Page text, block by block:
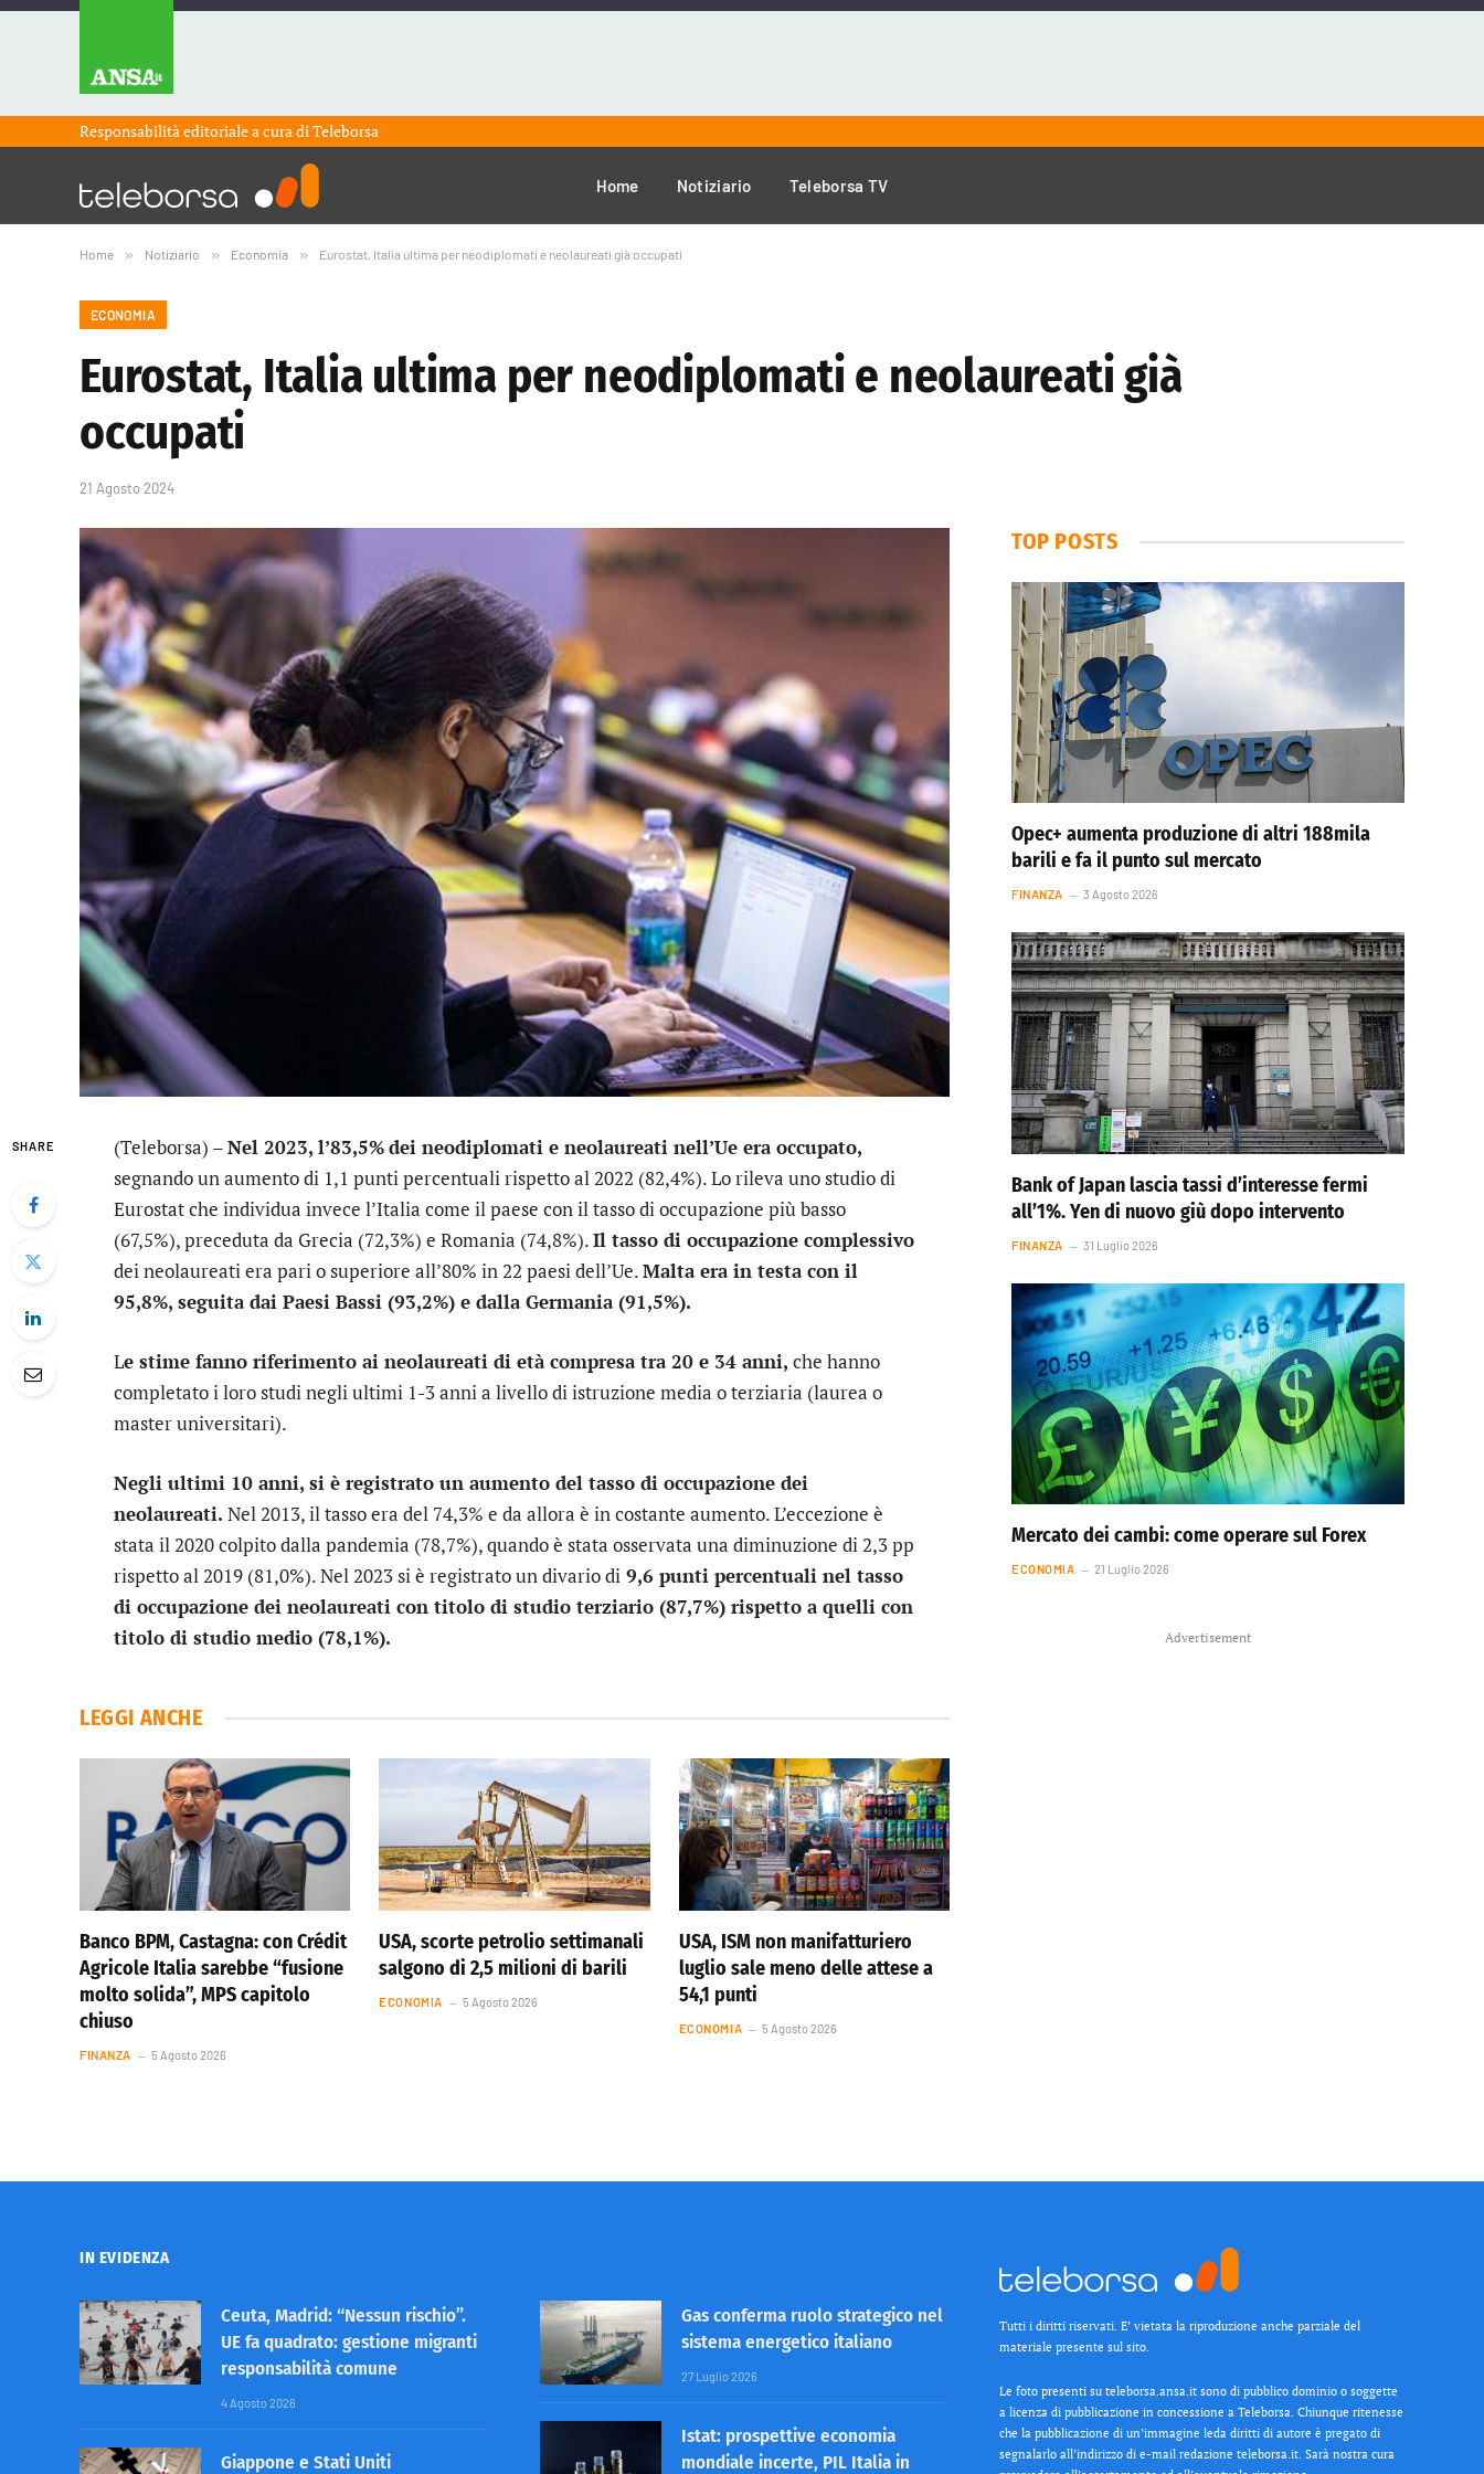
Responsabilità editoriale a cura diTeleborsa
Home Notiziario Teleborsa TV
Home » Notiziario » Economia » Eurostat, Italia ultima per neodiplomati e neolaureati già occupati
ECONOMIA
Eurostat, Italia ultima per neodiplomati e neolaureati già
occupati
21 Agosto 2024
SHARE (Teleborsa) –Nel 2023, l’83,5%dei neodiplomati e neolaureati nell’Ue era occupato,
segnando un aumento di 1,1 punti percentuali rispetto al 2022 (82,4%). Lo rileva uno studio di
Eurostat che individua invece l’Italia come il paese con il tasso di occupazione più basso
(67,5%), preceduta da Grecia (72,3%) e Romania (74,8%).Il tasso di occupazione complessivo
dei neolaureati era pari o superiore all’80% in 22 paesi dell’Ue.Malta era in testa con il
95,8%, seguita dai Paesi Bassi (93,2%) e dalla Germania (91,5%).
Le stime fanno riferimento ai neolaureati di età compresa tra 20 e 34 anni, che hanno
completato i loro studi negli ultimi 1-3 anni a livello di istruzione media o terziaria (laurea o
master universitari).
Negli ultimi 10 anni, si è registrato un aumento del tasso di occupazione dei
neolaureati. Nel 2013, il tasso era del 74,3% e da allora è in costante aumento. L’eccezione è
stata il 2020 colpito dalla pandemia (78,7%), quando è stata osservata una diminuzione di 2,3 pp
rispetto al 2019 (81,0%). Nel 2023 si è registrato un divario di 9,6 punti percentuali nel tasso
di occupazione dei neolaureati con titolo di studio terziario (87,7%) rispetto a quelli con
titolo di studio medio (78,1%).
LEGGI ANCHE
Banco BPM, Castagna: con Crédit
Agricole Italia sarebbe “fusione
molto solida”, MPS capitolo
chiuso
FINANZA 5 Agosto 2026
USA, scorte petrolio settimanali
salgono di 2,5 milioni di barili
ECONOMIA 5 Agosto 2026
USA, ISM non manifatturiero
luglio sale meno delle attese a
54,1 punti
ECONOMIA 5 Agosto 2026
TOP POSTS
Opec+ aumenta produzione di altri 188mila
barili e fa il punto sul mercato
FINANZA 3 Agosto 2026
Bank of Japan lascia tassi d’interesse fermi
all’1%. Yen di nuovo giù dopo intervento
FINANZA 31 Luglio 2026
Mercato dei cambi: come operare sul Forex
ECONOMIA 21 Luglio 2026
Advertisement
IN EVIDENZA
Ceuta, Madrid: “Nessun rischio”.
UE fa quadrato: gestione migranti
responsabilità comune
4 Agosto 2026
Giappone e Stati Uniti
Gas conferma ruolo strategico nel
sistema energetico italiano
27 Luglio 2026
Istat: prospettive economia
mondiale incerte, PIL Italia in
Tutti i diritti riservati. E’ vietata la riproduzione anche parziale del
materiale presente sul sito.
Le foto presenti su teleborsa.ansa.it sono di pubblico dominio o soggette
a licenza di pubblicazione in concessione a Teleborsa. Chiunque ritenesse
che la pubblicazione di un’immagine leda diritti di autore è pregato di
segnalarlo all’indirizzo di e-mail redazione teleborsa.it. Sarà nostra cura